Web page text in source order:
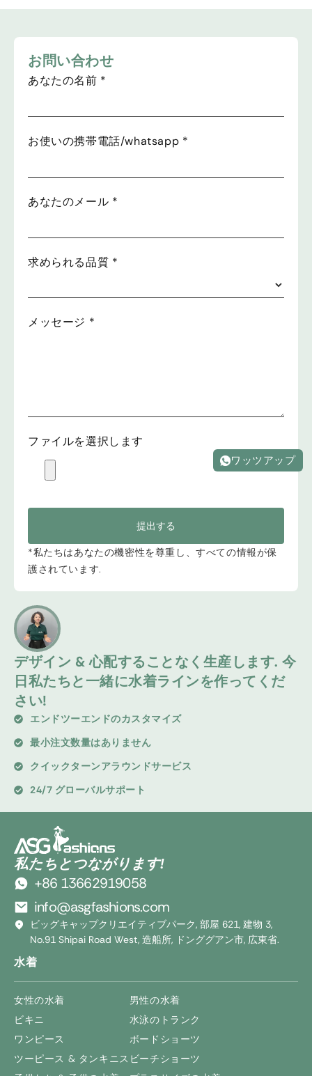
デザイン & 心配することなく生産します. 今
日私たちと一緒に水着ラインを作ってくだ
さい!
エンドツーエンドのカスタマイズ
最小注文数量はありません
クイックターンアラウンドサービス
24/7 グローバルサポート
お問い合わせ
あなたの名前 *
お使いの携帯電話/whatsapp *
あなたのメール *
求められる品質 *
メッセージ *
ファイルを選択します
提出する
*私たちはあなたの機密性を尊重し、すべての情報が保
護されています.
私たちとつながります!
+86 13662919058
info@asgfashions.com
ビッグキャップクリエイティブパーク, 部屋 621, 建物 3,
No.91 Shipai Road West, 造船所, ドンググアン市, 広東省.
水着
女性の水着
ビキニ
ワンピース
ツーピース & タンキニス
男性の水着
水泳のトランク
ボードショーツ
ビーチショーツ
ワッツアップ